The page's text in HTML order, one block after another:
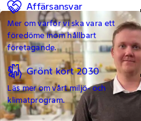
Affärsansvar
Mer om varför vi ska vara ett
föredöme inom hållbart
företagande.
Grönt kort 2030
Läs mer om vårt miljö- och
klimatprogram.